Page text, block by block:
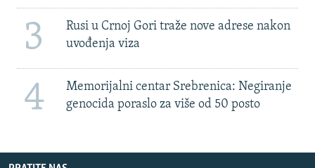
3
Rusi u Crnoj Gori traže nove adrese nakon
uvođenja viza
4
Memorijalni centar Srebrenica: Negiranje
genocida poraslo za više od 50 posto